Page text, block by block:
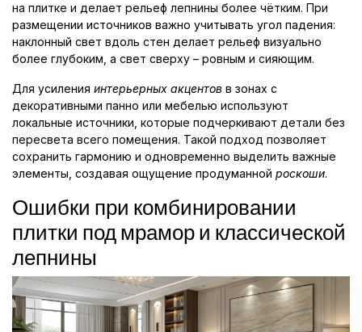
на плитке и делает рельеф лепнины более чётким. При
размещении источников важно учитывать угол падения:
наклонный свет вдоль стен делает рельеф визуально
более глубоким, а свет сверху – ровным и сияющим.
Для усиления интерьерных акцентов в зонах с
декоративными панно или мебелью используют
локальные источники, которые подчеркивают детали без
пересвета всего помещения. Такой подход позволяет
сохранить гармонию и одновременно выделить важные
элементы, создавая ощущение продуманной роскоши.
Ошибки при комбинировании
плитки под мрамор и классической
лепнины